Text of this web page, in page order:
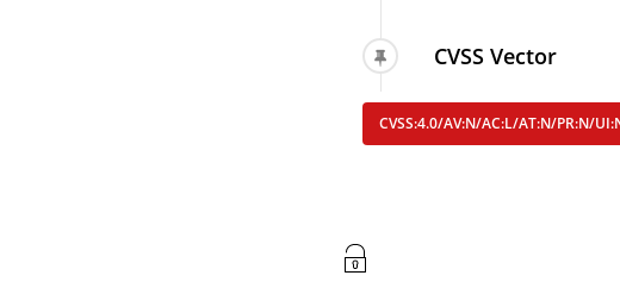
CVSS Vector
CVSS:4.0/AV:N/AC:L/AT:N/PR:N/